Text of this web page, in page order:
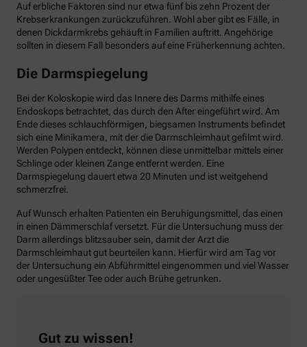
Auf erbliche Faktoren sind nur etwa fünf bis zehn Prozent der
Krebserkrankungen zurückzuführen. Wohl aber gibt es Fälle, in
denen Dickdarmkrebs gehäuft in Familien auftritt. Angehörige
sollten in diesem Fall besonders auf eine Früherkennung achten.
Die Darmspiegelung
Bei der Koloskopie wird das Innere des Darms mithilfe eines
Endoskops betrachtet, das durch den After eingeführt wird. Am
Ende dieses schlauchförmigen, biegsamen Instruments befindet
sich eine Minikamera, mit der die Darmschleimhaut gefilmt wird.
Werden Polypen entdeckt, können diese unmittelbar mittels einer
Schlinge oder kleinen Zange entfernt werden. Eine
Darmspiegelung dauert etwa 20 Minuten und ist weitgehend
schmerzfrei.
Auf Wunsch erhalten Patienten ein Beruhigungsmittel, das einen
in einen Dämmerschlaf versetzt. Für die Untersuchung muss der
Darm allerdings blitzsauber sein, damit der Arzt die
Darmschleimhaut gut beurteilen kann. Hierfür wird am Tag vor
der Untersuchung ein Abführmittel eingenommen und viel Wasser
oder ungesüßter Tee oder auch Brühe getrunken.
Gut zu wissen!